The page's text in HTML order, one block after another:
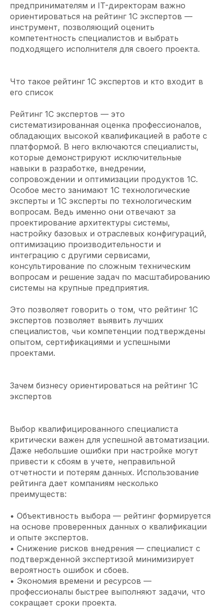
предпринимателям и IT-директорам важно
ориентироваться на рейтинг 1С экспертов —
инструмент, позволяющий оценить
компетентность специалистов и выбрать
подходящего исполнителя для своего проекта.
Что такое рейтинг 1С экспертов и кто входит в
его список
Рейтинг 1С экспертов — это
систематизированная оценка профессионалов,
обладающих высокой квалификацией в работе с
платформой. В него включаются специалисты,
которые демонстрируют исключительные
навыки в разработке, внедрении,
сопровождении и оптимизации продуктов 1С.
Особое место занимают 1С технологические
эксперты и 1С эксперты по технологическим
вопросам. Ведь именно они отвечают за
проектирование архитектуры системы,
настройку базовых и отраслевых конфигураций,
оптимизацию производительности и
интеграцию с другими сервисами,
консультирование по сложным техническим
вопросам и решение задач по масштабированию
системы на крупные предприятия.
Это позволяет говорить о том, что рейтинг 1С
экспертов позволяет выявить лучших
специалистов, чьи компетенции подтверждены
опытом, сертификациями и успешными
проектами.
Зачем бизнесу ориентироваться на рейтинг 1С
экспертов
Выбор квалифицированного специалиста
критически важен для успешной автоматизации.
Даже небольшие ошибки при настройке могут
привести к сбоям в учете, неправильной
отчетности и потерям данных. Использование
рейтинга дает компаниям несколько
преимуществ:
• Объективность выбора — рейтинг формируется
на основе проверенных данных о квалификации
и опыте экспертов.
• Снижение рисков внедрения — специалист с
подтвержденной экспертизой минимизирует
вероятность ошибок и сбоев.
• Экономия времени и ресурсов —
профессионалы быстрее выполняют задачи, что
сокращает сроки проекта.